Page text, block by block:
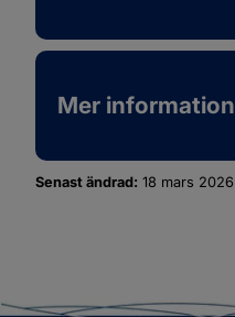
Mer information
Senast ändrad: 18 mars 2026